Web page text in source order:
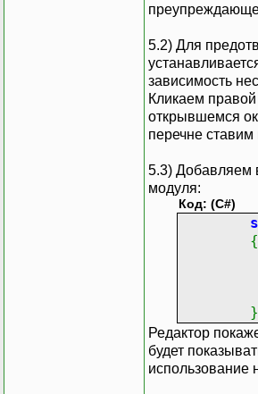
5.2) Для
зависимость
Кликаем
открывшемся
перечне
5.3) Добавляем
модуля:
Код: (C#)
{
}
Редактор
будет
использование